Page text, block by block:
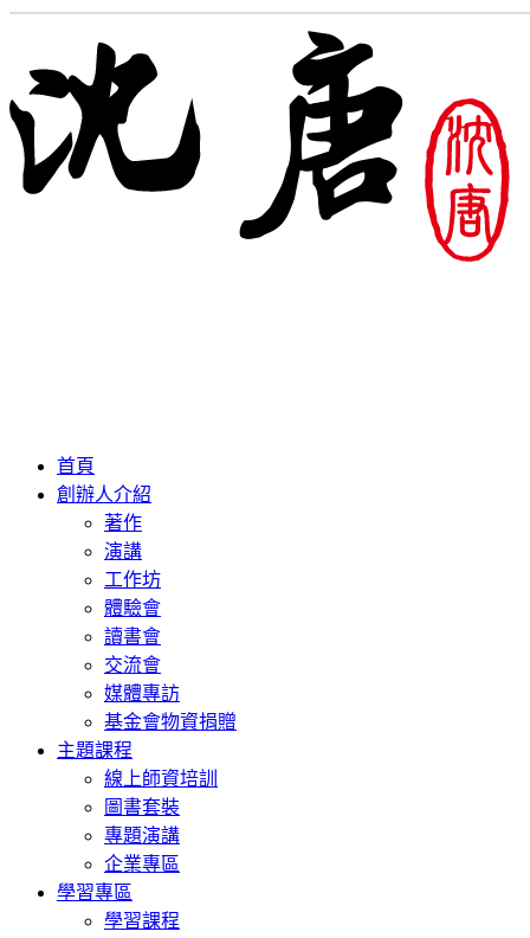
首頁
創辦人介紹
著作
演講
工作坊
體驗會
讀書會
交流會
媒體專訪
基金會物資捐贈
主題課程
線上師資培訓
圖書套裝
專題演講
企業專區
學習專區
學習課程